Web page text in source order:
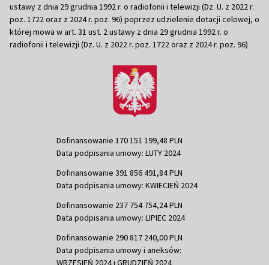
ustawy z dnia 29 grudnia 1992 r. o radiofonii i telewizji (Dz. U. z 2022 r.
poz. 1722 oraz z 2024 r. poz. 96) poprzez udzielenie dotacji celowej, o
której mowa w art. 31 ust. 2 ustawy z dnia 29 grudnia 1992 r. o
radiofonii i telewizji (Dz. U. z 2022 r. poz. 1722 oraz z 2024 r. poz. 96)
Dofinansowanie 170 151 199,48 PLN
Data podpisania umowy: LUTY 2024
Dofinansowanie 391 856 491,84 PLN
Data podpisania umowy: KWIECIEŃ 2024
Dofinansowanie 237 754 754,24 PLN
Data podpisania umowy: LIPIEC 2024
Dofinansowanie 290 817 240,00 PLN
Data podpisania umowy i aneksów:
WRZESIEŃ 2024 i GRUDZIEŃ 2024